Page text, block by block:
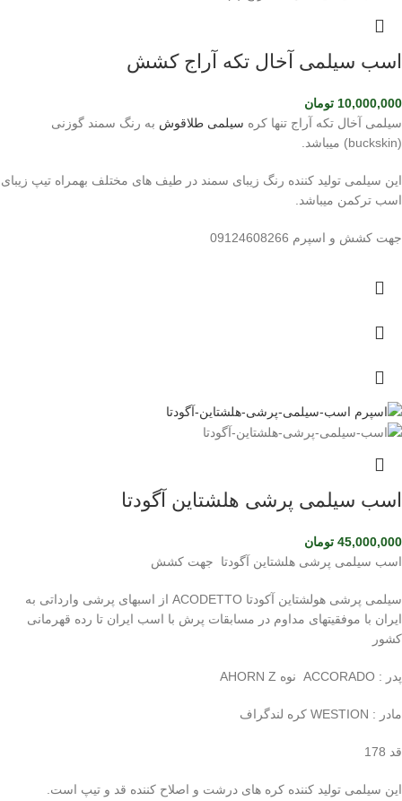
اسب سیلمی آخال تکه آراج کشش
10,000,000 تومان
سیلمی آخال تکه آراج تنها کره سیلمی طلاقوش به رنگ سمند گوزنی
(buckskin) میباشد.
این سیلمی تولید کننده رنگ زیبای سمند در طیف های مختلف بهمراه تیپ زیبای
اسب ترکمن میباشد.
جهت کشش و اسپرم 09124608266
اسب سیلمی پرشی هلشتاین آگودتا
45,000,000 تومان
اسب سیلمی پرشی هلشتاین آگودتا جهت کشش
سیلمی پرشی هولشتاین آکودتا ACODETTO از اسبهای پرشی وارداتی به
ایران با موفقیتهای مداوم در مسابقات پرش با اسب ایران تا رده قهرمانی
کشور
پدر : ACCORADO نوه AHORN Z
مادر : WESTION کره لندگراف
قد 178
این سیلمی تولید کننده کره های درشت و اصلاح کننده قد و تیپ است.